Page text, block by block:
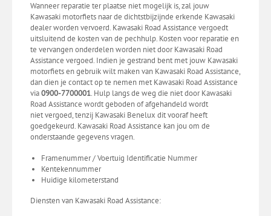
Wanneer reparatie ter plaatse niet mogelijk is, zal jouw
Kawasaki motorfiets naar de dichtstbijzijnde erkende Kawasaki
dealer worden vervoerd. Kawasaki Road Assistance vergoedt
uitsluitend de kosten van de pechhulp. Kosten voor reparatie en
te vervangen onderdelen worden niet door Kawasaki Road
Assistance vergoed. Indien je gestrand bent met jouw Kawasaki
motorfiets en gebruik wilt maken van Kawasaki Road Assistance,
dan dien je contact op te nemen met Kawasaki Road Assistance
via0900-7700001. Hulp langs de weg die niet door Kawasaki
Road Assistance wordt geboden of afgehandeld wordt
niet vergoed, tenzij Kawasaki Benelux dit vooraf heeft
goedgekeurd. Kawasaki Road Assistance kan jou om de
onderstaande gegevens vragen.
Framenummer / Voertuig Identificatie Nummer
Kentekennummer
Huidige kilometerstand
Diensten van Kawasaki Road Assistance: